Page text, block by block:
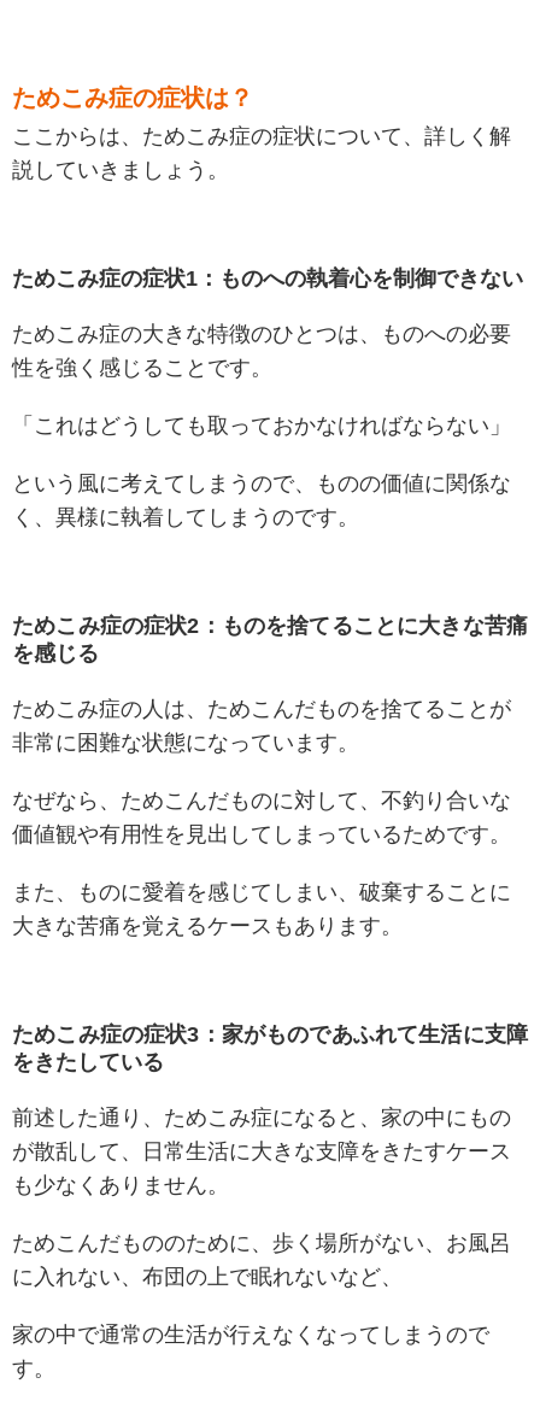
ためこみ症の症状は？
ここからは、ためこみ症の症状について、詳しく解
説していきましょう。
ためこみ症の症状1：ものへの執着心を制御できない
ためこみ症の大きな特徴のひとつは、ものへの必要
性を強く感じることです。
「これはどうしても取っておかなければならない」
という風に考えてしまうので、ものの価値に関係な
く、異様に執着してしまうのです。
ためこみ症の症状2：ものを捨てることに大きな苦痛
を感じる
ためこみ症の人は、ためこんだものを捨てることが
非常に困難な状態になっています。
なぜなら、ためこんだものに対して、不釣り合いな
価値観や有用性を見出してしまっているためです。
また、ものに愛着を感じてしまい、破棄することに
大きな苦痛を覚えるケースもあります。
ためこみ症の症状3：家がものであふれて生活に支障
をきたしている
前述した通り、ためこみ症になると、家の中にもの
が散乱して、日常生活に大きな支障をきたすケース
も少なくありません。
ためこんだもののために、歩く場所がない、お風呂
に入れない、布団の上で眠れないなど、
家の中で通常の生活が行えなくなってしまうので
す。